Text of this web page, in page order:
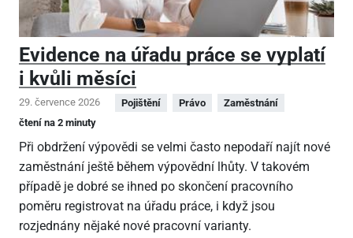
Evidence na úřadu práce se vyplatí
i kvůli měsíci
29. července 2026 Pojištění Právo
Zaměstnání
čtení na 2 minuty
Při obdržení výpovědi se velmi často nepodaří najít nové
zaměstnání ještě během výpovědní lhůty. V takovém
případě je dobré se ihned po skončení pracovního
poměru registrovat na úřadu práce, i když jsou
rozjednány nějaké nové pracovní varianty.